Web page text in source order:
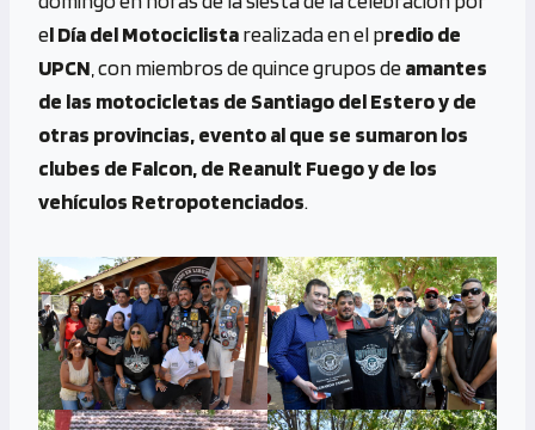
o
o
k
n
g
er
Li
n
k
a
m
s
A
p
p
el Día del Motociclistarealizada en el predio de
UPCN , con miembros de quince grupos deamantes
de las motocicletas de Santiago del Estero y de
otras provincias, evento al que se sumaron los
clubes de Falcon, de Reanult Fuego y de los
vehículos Retropotenciados.